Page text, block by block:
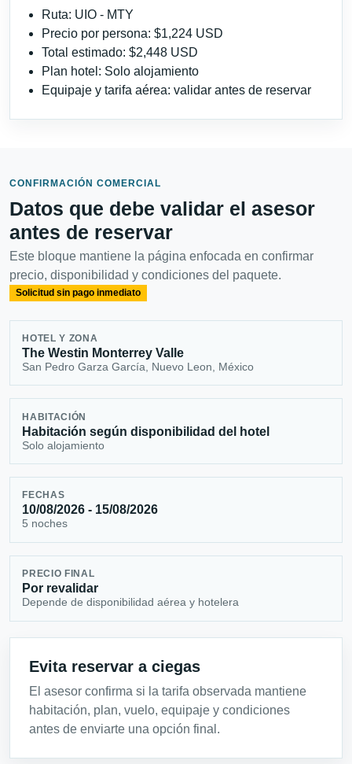
Ruta: UIO - MTY
Precio por persona: $1,224 USD
Total estimado: $2,448 USD
Plan hotel: Solo alojamiento
Equipaje y tarifa aérea: validar antes de reservar
CONFIRMACIÓN COMERCIAL
Datos que debe validar el asesor
antes de reservar
Este bloque mantiene la página enfocada en confirmar
precio, disponibilidad y condiciones del paquete.
Solicitud sin pago inmediato
HOTEL Y ZONA
The Westin Monterrey Valle
San Pedro Garza García, Nuevo Leon, México
HABITACIÓN
Habitación según disponibilidad del hotel
Solo alojamiento
FECHAS
10/08/2026 - 15/08/2026
5 noches
PRECIO FINAL
Por revalidar
Depende de disponibilidad aérea y hotelera
Evita reservar a ciegas
El asesor confirma si la tarifa observada mantiene
habitación, plan, vuelo, equipaje y condiciones
antes de enviarte una opción final.